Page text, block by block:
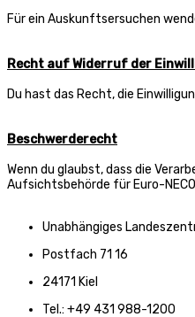
Für ein Auskunftsersuchen
Recht auf Widerruf der
Du hast das Recht, die
Beschwerderecht
Wenn du glaubst, dass die
Aufsichtsbehörde für Euro-
Unabhängiges
Postfach 71 16
24171 Kiel
Tel.: +49 431 988-1200